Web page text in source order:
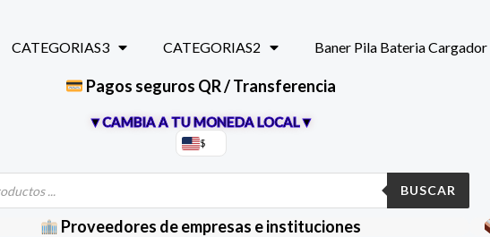
CATEGORIAS3 CATEGORIAS2 Baner Pila Bateria Cargador
Pagos seguros QR / Transferencia
▼CAMBIA A TU MONEDA LOCAL▼
$
BUSCAR
Proveedores de empresas e instituciones